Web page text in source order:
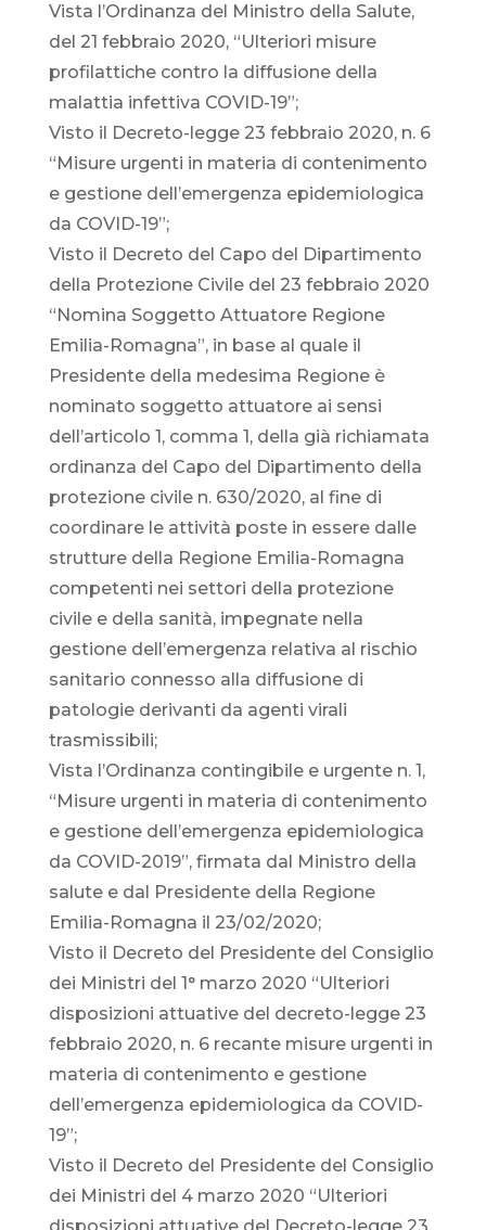
Vista l’Ordinanza del Ministro della Salute,
del 21 febbraio 2020, “Ulteriori misure
profilattiche contro la diffusione della
malattia infettiva COVID-19”;
Visto il Decreto-legge 23 febbraio 2020, n. 6
“Misure urgenti in materia di contenimento
e gestione dell’emergenza epidemiologica
da COVID-19”;
Visto il Decreto del Capo del Dipartimento
della Protezione Civile del 23 febbraio 2020
“Nomina Soggetto Attuatore Regione
Emilia-Romagna”, in base al quale il
Presidente della medesima Regione è
nominato soggetto attuatore ai sensi
dell’articolo 1, comma 1, della già richiamata
ordinanza del Capo del Dipartimento della
protezione civile n. 630/2020, al fine di
coordinare le attività poste in essere dalle
strutture della Regione Emilia-Romagna
competenti nei settori della protezione
civile e della sanità, impegnate nella
gestione dell’emergenza relativa al rischio
sanitario connesso alla diffusione di
patologie derivanti da agenti virali
trasmissibili;
Vista l’Ordinanza contingibile e urgente n. 1,
“Misure urgenti in materia di contenimento
e gestione dell’emergenza epidemiologica
da COVID-2019”, firmata dal Ministro della
salute e dal Presidente della Regione
Emilia-Romagna il 23/02/2020;
Visto il Decreto del Presidente del Consiglio
dei Ministri del 1° marzo 2020 “Ulteriori
disposizioni attuative del decreto-legge 23
febbraio 2020, n. 6 recante misure urgenti in
materia di contenimento e gestione
dell’emergenza epidemiologica da COVID-
19”;
Visto il Decreto del Presidente del Consiglio
dei Ministri del 4 marzo 2020 “Ulteriori